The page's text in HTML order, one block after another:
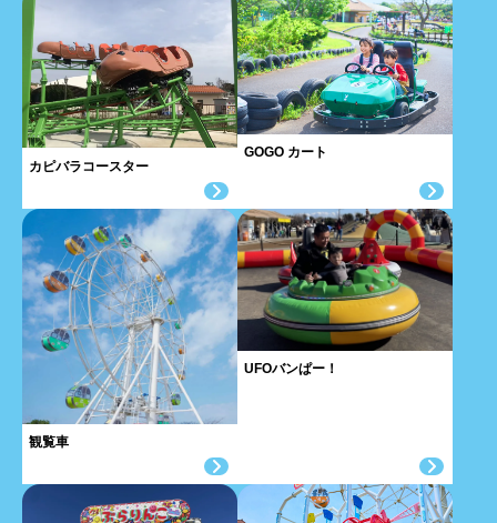
カピバラコースター
GOGO カート
観覧車
UFOバンぱー！